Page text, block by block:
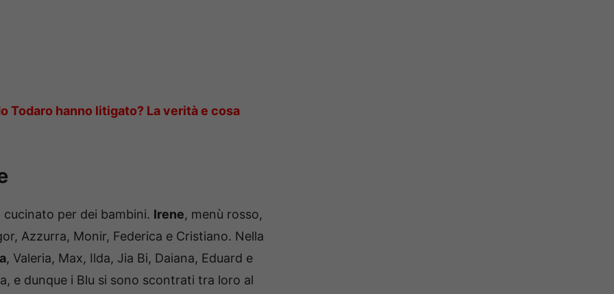
Todaro hanno litigato? La verità e cosa
per dei bambini. Irene, menù rosso,
Azzurra, Monir, Federica e Cristiano. Nella
, Valeria, Max, Ilda, Jia Bi, Daiana, Eduard e
e dunque i Blu si sono scontrati tra loro al